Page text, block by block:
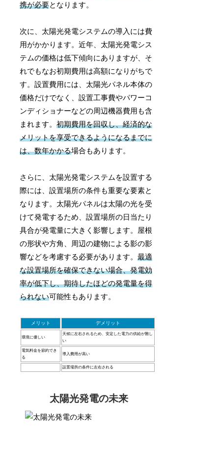
携が必要となります。
次に、太陽光発電システムの導入には費
用がかかります。近年、太陽光発電シス
テムの価格は低下傾向にありますが、そ
れでもなお初期費用は高額になりがちで
す。設置費用には、太陽光パネル本体の
価格だけでなく、設置工事費やパワーコ
ンディショナーなどの周辺機器費用も含
まれます。初期費用を回収し、経済的な
メリットを享受できるようになるまでに
は、数年かかる場合もあります。
さらに、太陽光発電システムを設置する
際には、設置場所の条件も重要な要素と
なります。太陽光パネルは太陽の光を受
けて発電するため、設置場所の日当たり
具合が発電量に大きく影響します。屋根
の形状や方角、周辺の建物による影の影
響などを考慮する必要があります。最適
な設置場所を確保できない場合、発電効
率が低下し、期待したほどの発電量を得
られない可能性もあります。
メリット デメリット
環境に優しい
天候に左右されるため、安定した電力の供給が難し
い
電気料金を節約でき
る
導入費用が高い
設置場所の条件に左右される
太陽光発電の未来